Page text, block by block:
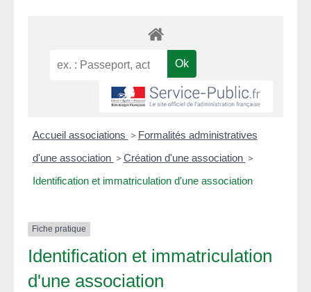
Accueil associations > Formalités administratives
d'une association > Création d'une association >
Identification et immatriculation d'une association
Fiche pratique
Identification et immatriculation
d'une association